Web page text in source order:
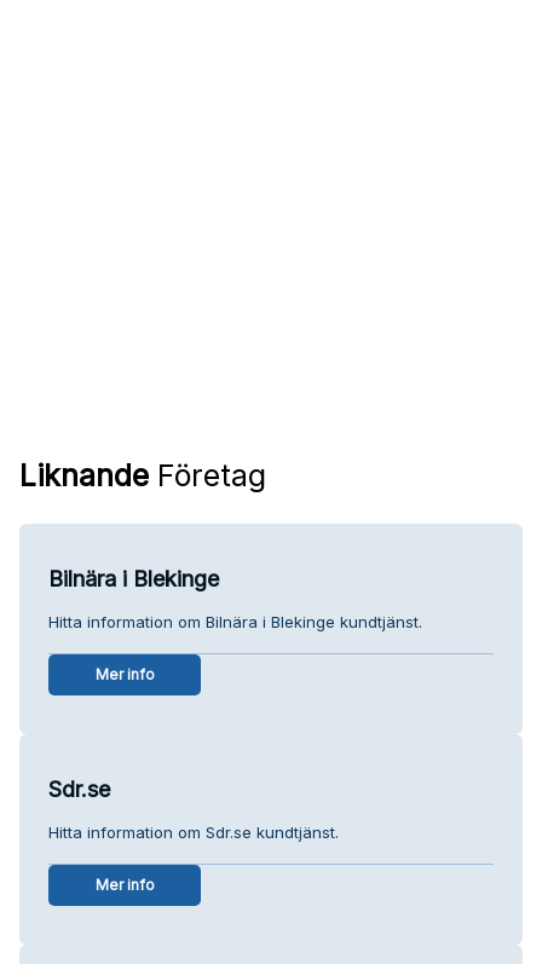
Liknande Företag
Bilnära i Blekinge
Hitta information om Bilnära i Blekinge kundtjänst.
Mer info
Sdr.se
Hitta information om Sdr.se kundtjänst.
Mer info